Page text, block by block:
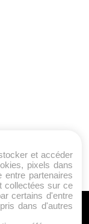
et accéder
pixels dans
entre partenaires
collectées sur ce
certains d'entre
dans d'autres